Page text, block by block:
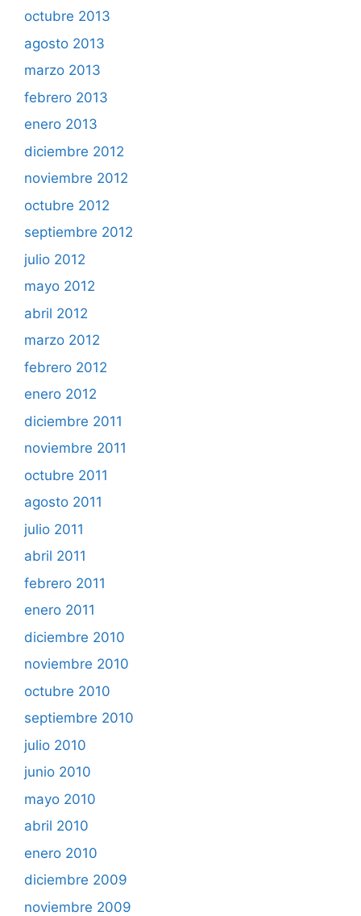
octubre 2013
agosto 2013
marzo 2013
febrero 2013
enero 2013
diciembre 2012
noviembre 2012
octubre 2012
septiembre 2012
julio 2012
mayo 2012
abril 2012
marzo 2012
febrero 2012
enero 2012
diciembre 2011
noviembre 2011
octubre 2011
agosto 2011
julio 2011
abril 2011
febrero 2011
enero 2011
diciembre 2010
noviembre 2010
octubre 2010
septiembre 2010
julio 2010
junio 2010
mayo 2010
abril 2010
enero 2010
diciembre 2009
noviembre 2009